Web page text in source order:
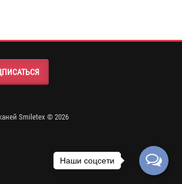
Smiletex © 2026
Наши соцсети